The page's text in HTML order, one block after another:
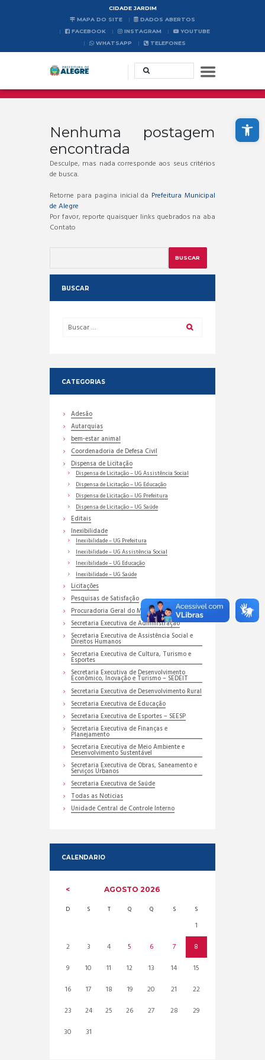
Abrir a barra de ferramentas
CIDADE JARDIM
MAPA DO SITE
DADOS ABERTOS
FACEBOOK
INSTAGRAM
YOUTUBE
WHATSAPP
TELEFONES
Nenhuma postagem
encontrada
Desculpe, mas nada corresponde aos seus critérios
de busca.
Retorne para pagina inicial da Prefeitura Municipal
de Alegre
Por favor, reporte quaisquer links quebrados na aba
Contato
BUSCAR
CATEGORIAS
Adesão
Autarquias
bem-estar animal
Coordenadoria de Defesa Civil
Dispensa de Licitação
Dispensa de Licitação – UG Assistência Social
Dispensa de Licitação – UG Educação
Dispensa de Licitação – UG Prefeitura
Dispensa de Licitação – UG Saúde
Editais
Inexibilidade
Inexibilidade – UG Prefeitura
Inexibilidade – UG Assistência Social
Inexibilidade – UG Educação
Inexibilidade – UG Saúde
Licitações
Pesquisas de Satisfação
Procuradoria Geral do Município
Secretaria Executiva de Administração
Secretaria Executiva de Assistência Social e
Direitos Humanos
Secretaria Executiva de Cultura, Turismo e
Esportes
Secretaria Executiva de Desenvolvimento
Econômico, Inovação e Turismo – SEDEIT
Secretaria Executiva de Desenvolvimento Rural
Secretaria Executiva de Educação
Secretaria Executiva de Esportes – SEESP
Secretaria Executiva de Finanças e
Planejamento
Secretaria Executiva de Meio Ambiente e
Desenvolvimento Sustentável
Secretaria Executiva de Obras, Saneamento e
Serviços Urbanos
Secretaria Executiva de Saúde
Todas as Noticias
Unidade Central de Controle Interno
CALENDARIO
AGOSTO2026
D S T Q Q S S
1
2
3 4 5 6 7
8
9
10 11 12 13 14
15
16
17 18 19 20 21
22
23
24 25 26 27 28
29
30
31